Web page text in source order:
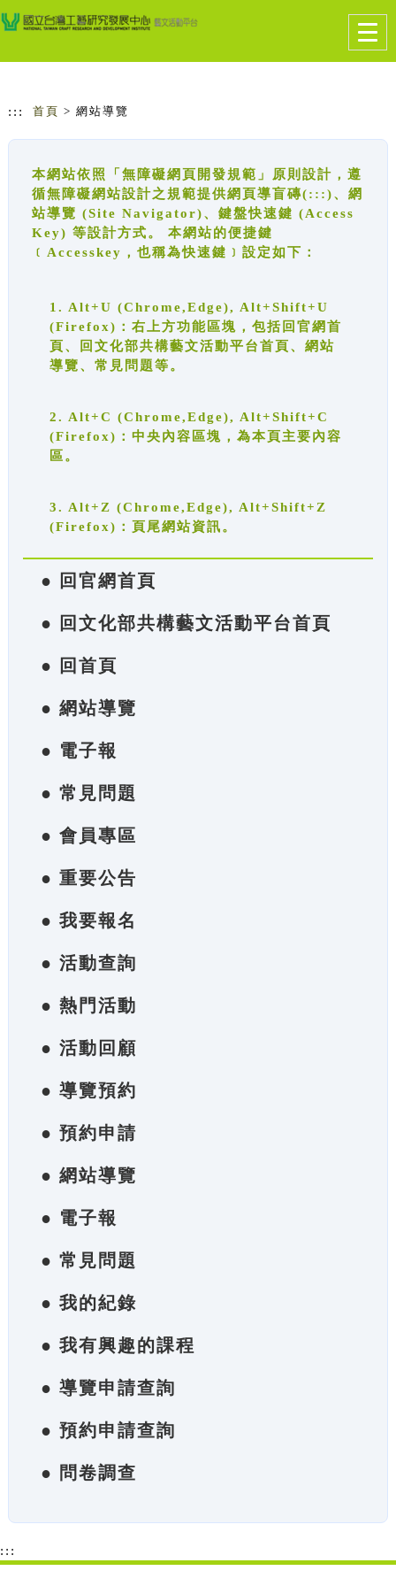
跳到主要內容
網站導覽
::: 首頁 > 網站導覽
本網站依照「無障礙網頁開發規範」原則設計，遵
循無障礙網站設計之規範提供網頁導盲磚(:::)、網
站導覽 (Site Navigator)、鍵盤快速鍵 (Access
Key) 等設計方式。 本網站的便捷鍵
﹝Accesskey，也稱為快速鍵﹞設定如下：
1. Alt+U (Chrome,Edge), Alt+Shift+U
(Firefox)：右上方功能區塊，包括回官網首
頁、回文化部共構藝文活動平台首頁、網站
導覽、常見問題等。
2. Alt+C (Chrome,Edge), Alt+Shift+C
(Firefox)：中央內容區塊，為本頁主要內容
區。
3. Alt+Z (Chrome,Edge), Alt+Shift+Z
(Firefox)：頁尾網站資訊。
● 回官網首頁
● 回文化部共構藝文活動平台首頁
● 回首頁
● 網站導覽
● 電子報
● 常見問題
● 會員專區
● 重要公告
● 我要報名
● 活動查詢
● 熱門活動
● 活動回顧
● 導覽預約
● 預約申請
● 網站導覽
● 電子報
● 常見問題
● 我的紀錄
● 我有興趣的課程
● 導覽申請查詢
● 預約申請查詢
● 問卷調查
:::